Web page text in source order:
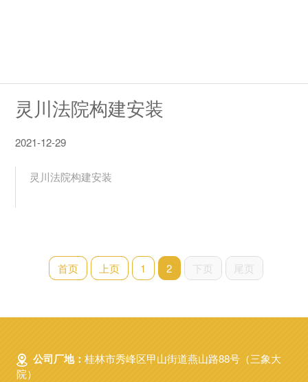
灵川法院构建安装
2021-12-29
灵川法院构建安装
首页 上页 1 2 下页 尾页
公司厂地： 桂林市秀峰区甲山街道燕山路88号（三象大
院）